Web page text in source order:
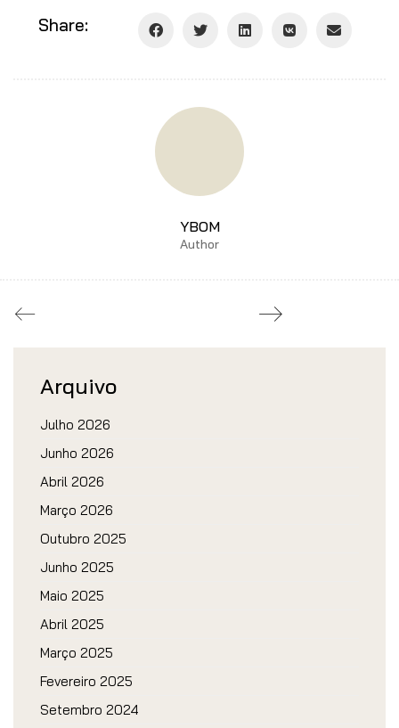
Share:
YBOM
Author
Arquivo
Julho 2026
Junho 2026
Abril 2026
Março 2026
Outubro 2025
Junho 2025
Maio 2025
Abril 2025
Março 2025
Fevereiro 2025
Setembro 2024